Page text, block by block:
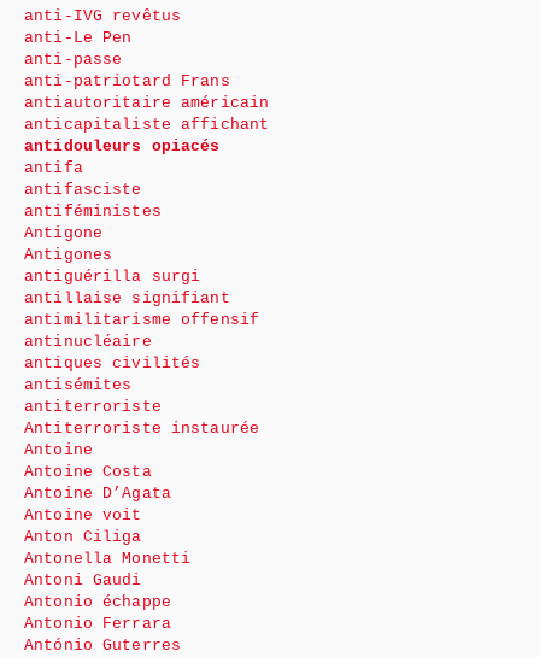
anti-IVG revêtus
anti-Le Pen
anti-passe
anti-patriotard Frans
antiautoritaire américain
anticapitaliste affichant
antidouleurs opiacés
antifa
antifasciste
antiféministes
Antigone
Antigones
antiguérilla surgi
antillaise signifiant
antimilitarisme offensif
antinucléaire
antiques civilités
antisémites
antiterroriste
Antiterroriste instaurée
Antoine
Antoine Costa
Antoine D’Agata
Antoine voit
Anton Ciliga
Antonella Monetti
Antoni Gaudi
Antonio échappe
Antonio Ferrara
António Guterres